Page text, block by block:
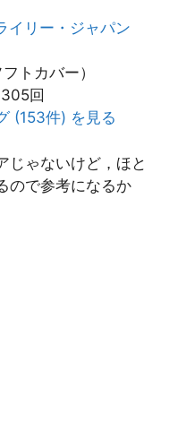
イリー・ジャパン
トカバー）
回
(153件) を見る
じゃないけど，ほと
ので参考になるか